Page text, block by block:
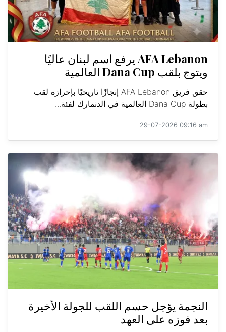
AFA Lebanon يرفع اسم لبنان عاليًا
ويتوج بلقب Dana Cup العالمية
حقق فريق AFA Lebanon إنجازًا تاريخيًا بإحرازه لقب
بطولة Dana Cup العالمية في الدنمارك لفئة...
29-07-2026 09:16 am
النجمة يؤجل حسم اللقب للجولة الأخيرة
بعد فوزه على العهد